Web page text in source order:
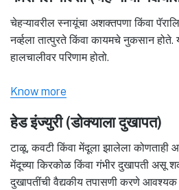
चेहऱ्यावरील स्नायूंचा अशक्तपणा किंवा
नर्व्हला तात्पुरते किंवा कायमचे नुकसान
हालचालीवर परिणाम होतो.
Know more
हेड इंज्युरी (डोक्याला दुखापत)
टाळू, कवटी किंवा मेंदूला झालेला कोणताही
मेंदूच्या किरकोळ किंवा गंभीर दुखापती असू
दुखापतींची वैद्यकीय तपासणी करणे